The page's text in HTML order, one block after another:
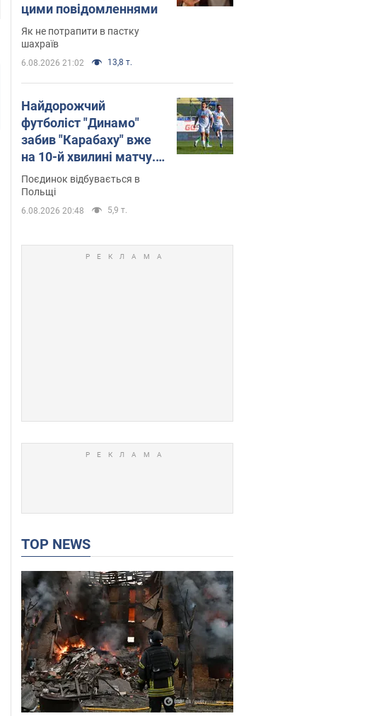
цими повідомленнями
Як не потрапити в пастку
шахраїв
6.08.2026 21:02 13,8 т.
Найдорожчий
футболіст "Динамо"
забив "Карабаху" вже
на 10-й хвилині матчу.
Відео
Поєдинок відбувається в
Польщі
6.08.2026 20:48 5,9 т.
TOP NEWS